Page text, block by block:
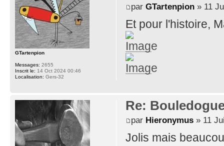
par GTartenpion» 11
Et pour l'histoire,
GTartenpion
Messages: 2655
Inscrit le: 14 Oct 2024 00:46
Localisation: Gers-32
Re:
par Hieronymus» 11
Jolis mais